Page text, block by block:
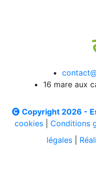
16 mare aux
Copyright 2026 -
cookies| Conditions
légales